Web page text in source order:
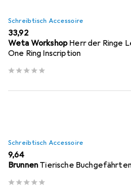
Schreibtisch Accessoire
EUR
33,92
Weta Workshop Herr der Ringe
One Ring Inscription
Schreibtisch Accessoire
EUR
9,64
Brunnen Tierische